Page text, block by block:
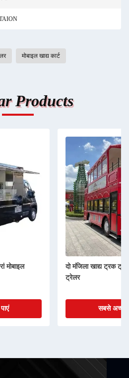
मोबाइल खाद्य कार्ट
Products
मोबाइल
दो मंजिला खाद्य ट्रक
ट्रेलर
सबसे अच्छी